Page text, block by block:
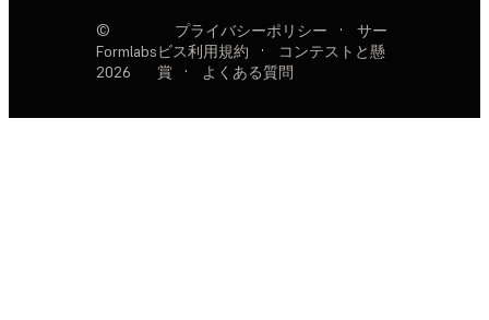
©
Formlabs
2026
プライバシーポリシー ·
サー
ビス利用規約
·
コンテストと懸
賞
· よくある質問